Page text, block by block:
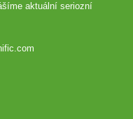
aktuální seriozní